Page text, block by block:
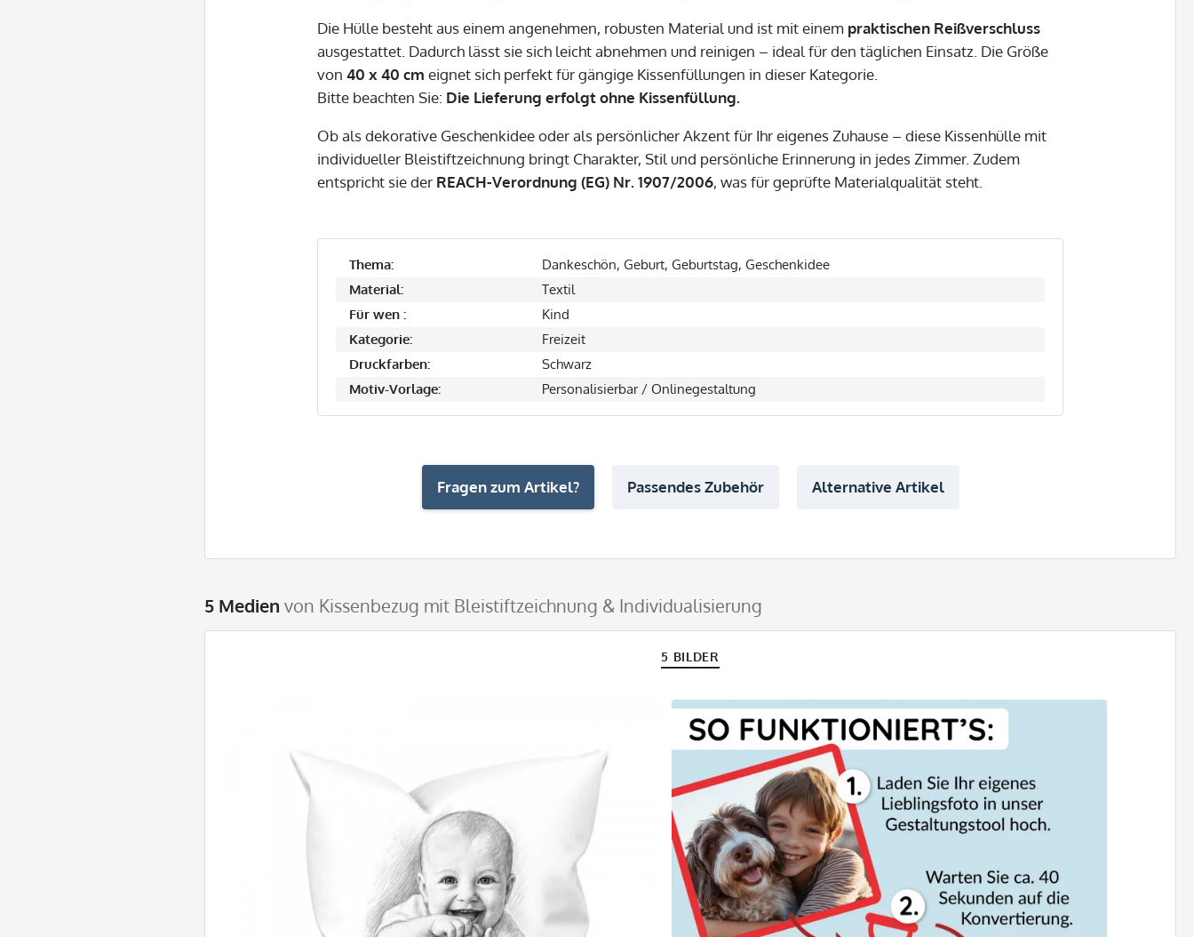
Die Hülle besteht aus einem angenehmen, robusten Material und ist mit einem praktischen Reißverschluss
ausgestattet. Dadurch lässt sie sich leicht abnehmen und reinigen – ideal für den täglichen Einsatz. Die Größe
von 40 x 40 cm eignet sich perfekt für gängige Kissenfüllungen in dieser Kategorie.
Bitte beachten Sie: Die Lieferung erfolgt ohne Kissenfüllung.
Ob als dekorative Geschenkidee oder als persönlicher Akzent für Ihr eigenes Zuhause – diese Kissenhülle mit
individueller Bleistiftzeichnung bringt Charakter, Stil und persönliche Erinnerung in jedes Zimmer. Zudem
entspricht sie der REACH-Verordnung (EG) Nr. 1907/2006, was für geprüfte Materialqualität steht.
Thema:
Dankeschön, Geburt, Geburtstag, Geschenkidee
Material:
Textil
Für wen :
Kind
Kategorie:
Freizeit
Druckfarben:
Schwarz
Motiv-Vorlage:
Personalisierbar / Onlinegestaltung
Fragen zum Artikel? Passendes Zubehör Alternative Artikel
5 Medien von Kissenbezug mit Bleistiftzeichnung & Individualisierung
5 BILDER